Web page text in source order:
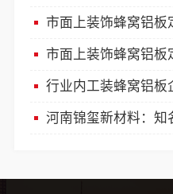
市面上装饰蜂窝铝板定制厂
市面上装饰蜂窝铝板定制厂
行业内工装蜂窝铝板企业
河南锦玺新材料：知